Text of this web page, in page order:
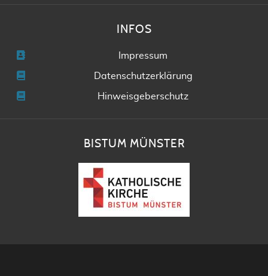
INFOS
Impressum
Datenschutzerklärung
Hinweisgeberschutz
BISTUM MÜNSTER